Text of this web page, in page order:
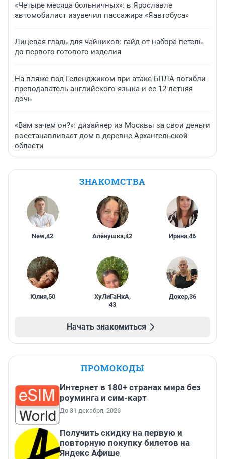
«Четыре месяца больничных»: в Ярославле
автомобилист изувечил пассажира «Яавтобуса»
Лицевая гладь для чайников: гайд от набора петель
до первого готового изделия
На пляже под Геленджиком при атаке БПЛА погибли
преподаватель английского языка и ее 12-летняя
дочь
«Вам зачем он?»: дизайнер из Москвы за свои деньги
восстанавливает дом в деревне Архангельской
области
ЗНАКОМСТВА
New,42 Алёнушка,42 Ирина,46
Юлия,50 ХуЛиГаНкА,
43
Докер,36
Начать знакомиться
ПРОМОКОДЫ
Интернет в 180+ странах мира без
роуминга и сим-карт
До 31 декабря, 2026
Получить скидку на первую и
повторную покупку билетов на
Яндекс Афише